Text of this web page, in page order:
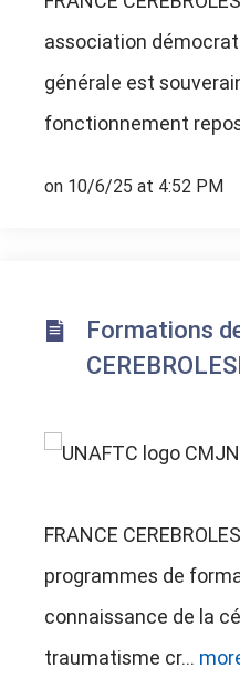
association
générale est
fonctionnement
on 10/6/25 at 4:52 PM
Formations
FRANCE
programmes de
connaissance de la
traumatisme cr...